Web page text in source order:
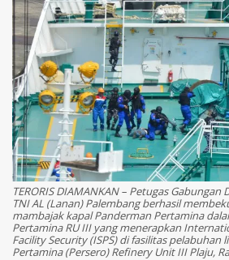
TERORIS DIAMANKAN – Petugas
TNI AL (Lanan) Palembang berhasil
mambajak kapal Panderman Pertamina
Pertamina RU III yang menerapkan
Facility Security (ISPS) di fasilitas pelabuhan
Pertamina (Persero) Refinery Unit III Plaju,